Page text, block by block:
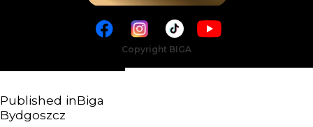
Copyright BIGA
Published inBiga
Bydgoszcz